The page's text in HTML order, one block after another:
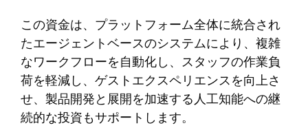
この資金は、プラットフォーム全体に統合され
たエージェントベースのシステムにより、複雑
なワークフローを自動化し、スタッフの作業負
荷を軽減し、ゲストエクスペリエンスを向上さ
せ、製品開発と展開を加速する人工知能への継
続的な投資もサポートします。